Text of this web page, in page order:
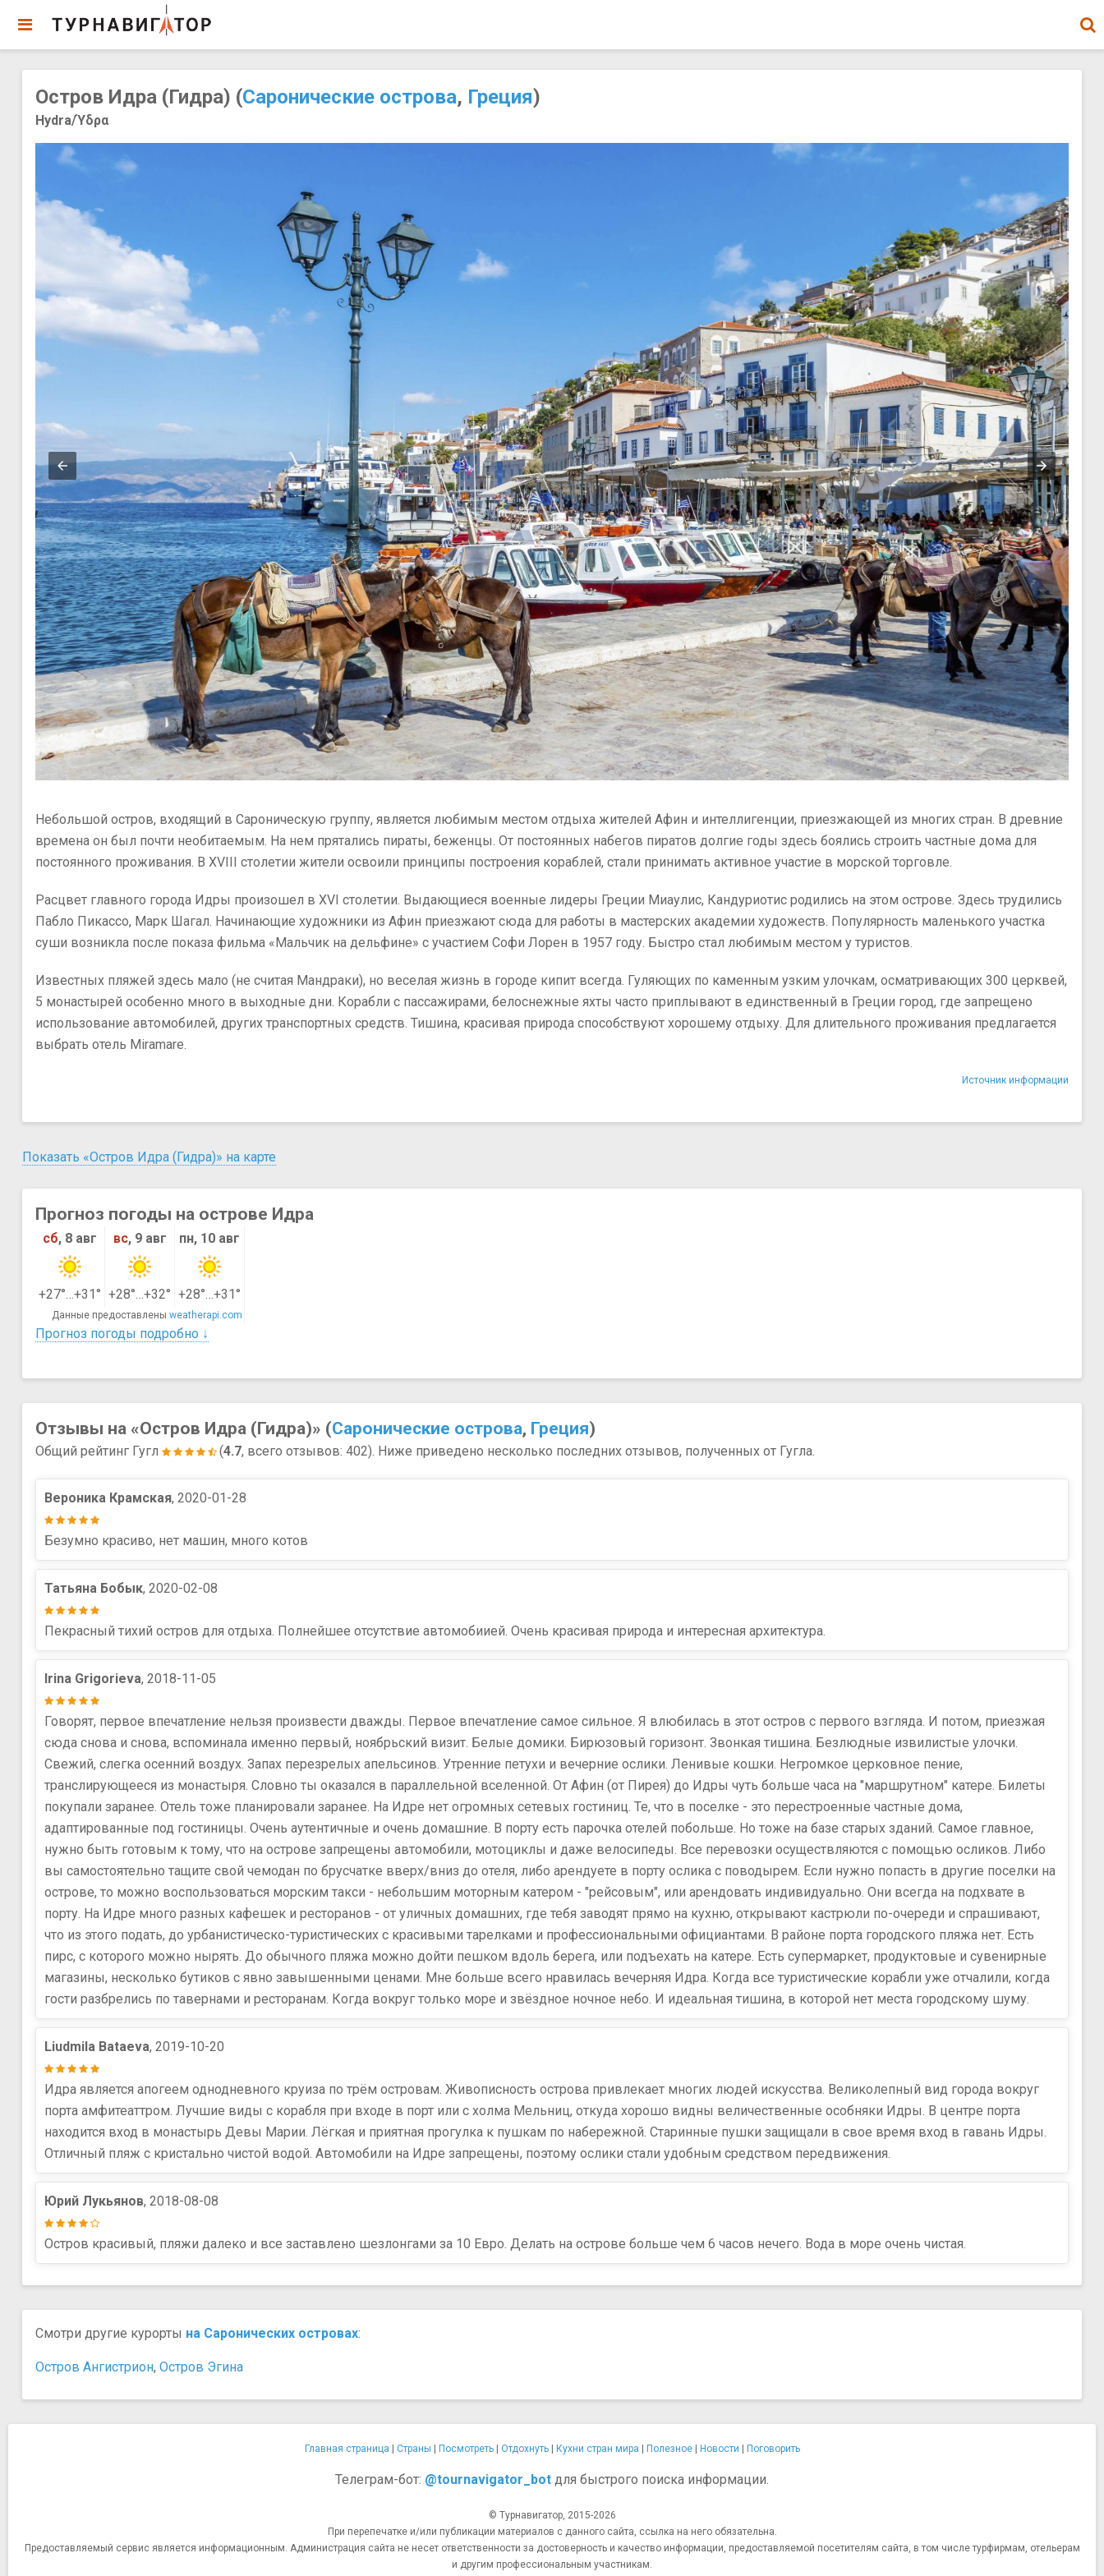
Остров Идра (Гидра) (Саронические острова, Греция)
Hydra/Ύδρα
Небольшой остров, входящий в Сароническую группу, является любимым местом отдыха жителей Афин и интеллигенции, приезжающей из многих стран. В древние
времена он был почти необитаемым. На нем прятались пираты, беженцы. От постоянных набегов пиратов долгие годы здесь боялись строить частные дома для
постоянного проживания. В XVIII столетии жители освоили принципы построения кораблей, стали принимать активное участие в морской торговле.
Расцвет главного города Идры произошел в XVI столетии. Выдающиеся военные лидеры Греции Миаулис, Кандуриотис родились на этом острове. Здесь трудились
Пабло Пикассо, Марк Шагал. Начинающие художники из Афин приезжают сюда для работы в мастерских академии художеств. Популярность маленького участка
суши возникла после показа фильма «Мальчик на дельфине» с участием Софи Лорен в 1957 году. Быстро стал любимым местом у туристов.
Известных пляжей здесь мало (не считая Мандраки), но веселая жизнь в городе кипит всегда. Гуляющих по каменным узким улочкам, осматривающих 300 церквей,
5 монастырей особенно много в выходные дни. Корабли с пассажирами, белоснежные яхты часто приплывают в единственный в Греции город, где запрещено
использование автомобилей, других транспортных средств. Тишина, красивая природа способствуют хорошему отдыху. Для длительного проживания предлагается
выбрать отель Miramare.
Источник информации
Показать «Остров Идра (Гидра)» на карте
Прогноз погоды на острове Идра
сб, 8 авг вс, 9 авг пн, 10 авг
+27°…+31° +28°…+32° +28°…+31°
Данные предоставлены weatherapi.com
Прогноз погоды подробно ↓
Отзывы на «Остров Идра (Гидра)» (Саронические острова, Греция)
Общий рейтинг Гугл (4.7, всего отзывов: 402). Ниже приведено несколько последних отзывов, полученных от Гугла.
Вероника Крамская, 2020-01-28
Безумно красиво, нет машин, много котов
Татьяна Бобык, 2020-02-08
Пекрасный тихий остров для отдыха. Полнейшее отсутствие автомобиией. Очень красивая природа и интересная архитектура.
Irina Grigorieva, 2018-11-05
Говорят, первое впечатление нельзя произвести дважды. Первое впечатление самое сильное. Я влюбилась в этот остров с первого взгляда. И потом, приезжая
сюда снова и снова, вспоминала именно первый, ноябрьский визит. Белые домики. Бирюзовый горизонт. Звонкая тишина. Безлюдные извилистые улочки.
Свежий, слегка осенний воздух. Запах перезрелых апельсинов. Утренние петухи и вечерние ослики. Ленивые кошки. Негромкое церковное пение,
транслирующееся из монастыря. Словно ты оказался в параллельной вселенной. От Афин (от Пирея) до Идры чуть больше часа на "маршрутном" катере. Билеты
покупали заранее. Отель тоже планировали заранее. На Идре нет огромных сетевых гостиниц. Те, что в поселке - это перестроенные частные дома,
адаптированные под гостиницы. Очень аутентичные и очень домашние. В порту есть парочка отелей побольше. Но тоже на базе старых зданий. Самое главное,
нужно быть готовым к тому, что на острове запрещены автомобили, мотоциклы и даже велосипеды. Все перевозки осуществляются с помощью осликов. Либо
вы самостоятельно тащите свой чемодан по брусчатке вверх/вниз до отеля, либо арендуете в порту ослика с поводырем. Если нужно попасть в другие поселки на
острове, то можно воспользоваться морским такси - небольшим моторным катером - "рейсовым", или арендовать индивидуально. Они всегда на подхвате в
порту. На Идре много разных кафешек и ресторанов - от уличных домашних, где тебя заводят прямо на кухню, открывают кастрюли по-очереди и спрашивают,
что из этого подать, до урбанистическо-туристических с красивыми тарелками и профессиональными официантами. В районе порта городского пляжа нет. Есть
пирс, с которого можно нырять. До обычного пляжа можно дойти пешком вдоль берега, или подъехать на катере. Есть супермаркет, продуктовые и сувенирные
магазины, несколько бутиков с явно завышенными ценами. Мне больше всего нравилась вечерняя Идра. Когда все туристические корабли уже отчалили, когда
гости разбрелись по тавернами и ресторанам. Когда вокруг только море и звёздное ночное небо. И идеальная тишина, в которой нет места городскому шуму.
Liudmila Bataeva, 2019-10-20
Идра является апогеем однодневного круиза по трём островам. Живописность острова привлекает многих людей искусства. Великолепный вид города вокруг
порта амфитеаттром. Лучшие виды с корабля при входе в порт или с холма Мельниц, откуда хорошо видны величественные особняки Идры. В центре порта
находится вход в монастырь Девы Марии. Лёгкая и приятная прогулка к пушкам по набережной. Старинные пушки защищали в свое время вход в гавань Идры.
Отличный пляж с кристально чистой водой. Автомобили на Идре запрещены, поэтому ослики стали удобным средством передвижения.
Юрий Лукьянов, 2018-08-08
Остров красивый, пляжи далеко и все заставлено шезлонгами за 10 Евро. Делать на острове больше чем 6 часов нечего. Вода в море очень чистая.
Смотри другие курорты на Саронических островах:
Остров Ангистрион, Остров Эгина
Главная страница Страны Посмотреть| Отдохнуть| Кухни стран мира Полезное| Новости Поговорить
Телеграм-бот: @tournavigator_bot для быстрого поиска информации.
© Турнавигатор, 2015-2026
При перепечатке и/или публикации материалов с данного сайта, ссылка на него обязательна.
Предоставляемый сервис является информационным. Администрация сайта не несет ответственности за достоверность и качество информации, предоставляемой посетителям сайта, в том числе турфирмам, отельерам
и другим профессиональным участникам.